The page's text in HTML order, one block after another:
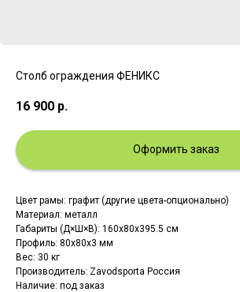
Столб ограждения ФЕНИКС
16 900 р.
Оформить заказ
Цвет рамы: графит (другие цвета-опционально)
Материал: металл
Габариты (Д×Ш×В): 160х80х395.5 см
Профиль: 80х80х3 мм
Вес: 30 кг
Производитель: Zavodsporta Россия
Наличие: под заказ